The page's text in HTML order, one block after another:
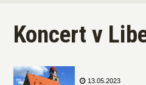
Koncert v
13.05.2023